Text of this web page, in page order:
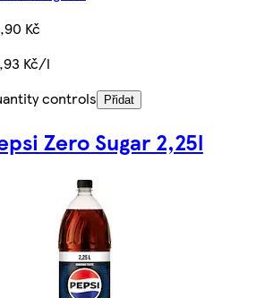
Kč
Kč/l
controls
Přidat
Zero Sugar 2,25l